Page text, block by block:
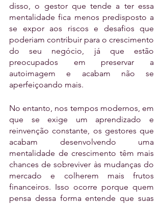
disso, o gestor que tende a ter essa
mentalidade fica menos predisposto a
se expor aos riscos e desafios que
poderiam contribuir para o crescimento
do seu negócio, já que estão
preocupados em preservar a
autoimagem e acabam não se
aperfeiçoando mais.
No entanto, nos tempos modernos, em
que se exige um aprendizado e
reinvenção constante, os gestores que
acabam desenvolvendo uma
mentalidade de crescimento têm mais
chances de sobreviver às mudanças do
mercado e colherem mais frutos
financeiros. Isso ocorre porque quem
pensa dessa forma entende que suas